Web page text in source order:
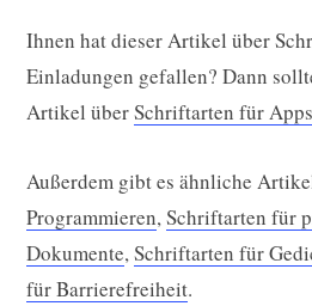
Ihnen hat dieser Artikel über
Einladungen gefallen? Dann
Artikel überSchriftarten für Apps
Außerdem gibt es ähnliche
Programmieren,Schriftarten für
Dokumente,Schriftarten für
für Barrierefreiheit.